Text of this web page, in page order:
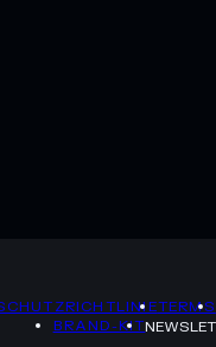
TERMS
BRAND-KIT